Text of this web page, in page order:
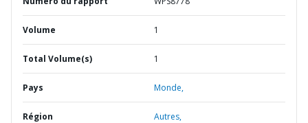
Volume 1
Total Volume(s) 1
Pays Monde,
Région Autres,